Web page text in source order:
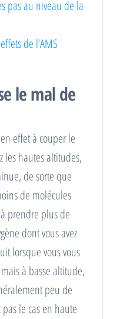
pas au niveau de la
de l’AMS
le mal de
effet à couper le
les hautes altitudes,
de sorte que
de molécules
prendre plus de
dont vous avez
lorsque vous vous
à basse altitude,
peu de
le cas en haute